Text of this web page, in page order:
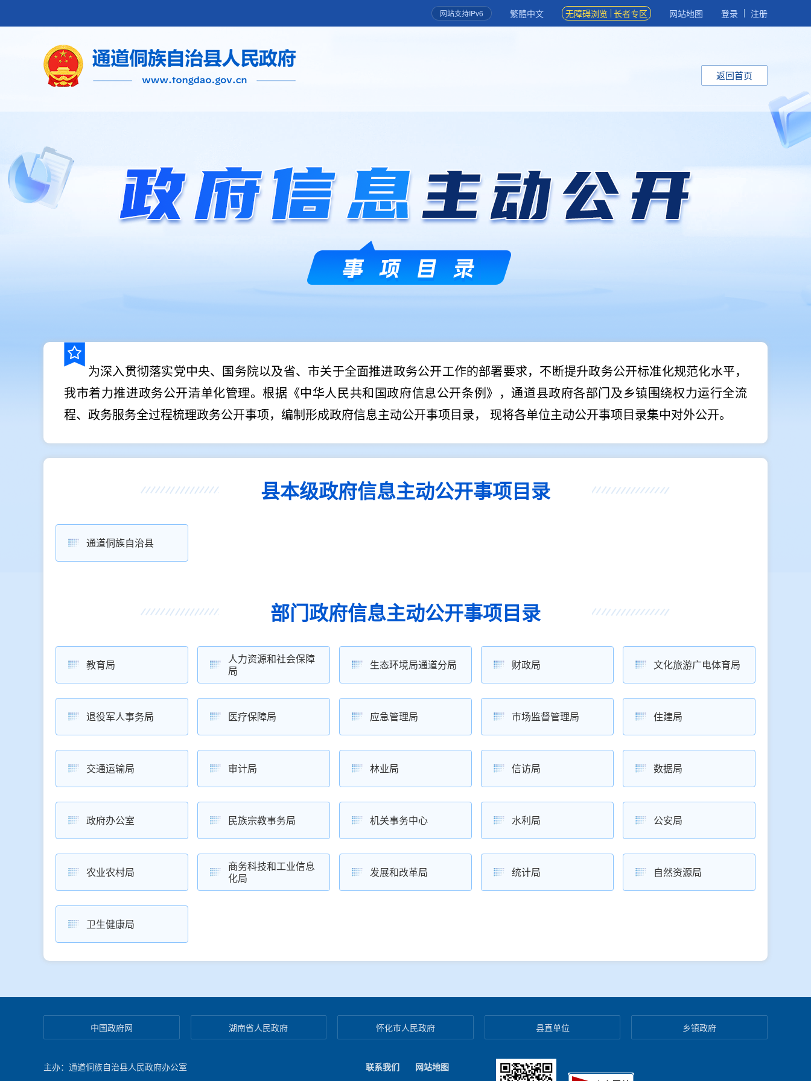
网站支持IPv6 繁體中文 无障碍浏览 长者专区 网站地图 登录 注册
返回首页
为深入贯彻落实党中央、国务院以及省、市关于全面推进政务公开工作的部署要求，不断提升政务公开标准化规范化水平，
我市着力推进政务公开清单化管理。根据《中华人民共和国政府信息公开条例》，通道县政府各部门及乡镇围绕权力运行全流
程、政务服务全过程梳理政务公开事项，编制形成政府信息主动公开事项目录， 现将各单位主动公开事项目录集中对外公开。
县本级政府信息主动公开事项目录
通道侗族自治县
部门政府信息主动公开事项目录
教育局
人力资源和社会保障
局
生态环境局通道分局 财政局 文化旅游广电体育局
退役军人事务局 医疗保障局 应急管理局 市场监督管理局 住建局
交通运输局 审计局 林业局 信访局 数据局
政府办公室 民族宗教事务局 机关事务中心 水利局 公安局
农业农村局
商务科技和工业信息
化局
发展和改革局 统计局 自然资源局
卫生健康局
中国政府网 湖南省人民政府 怀化市人民政府 县直单位 乡镇政府
主办：通道侗族自治县人民政府办公室
联系我们 网站地图